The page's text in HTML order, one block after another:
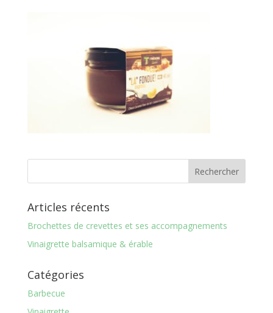
Articles récents
Brochettes de crevettes et ses accompagnements
Vinaigrette balsamique & érable
Catégories
Barbecue